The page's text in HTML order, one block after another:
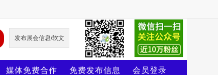
发布展会信息/软文
媒体免费合作 免费发布信息 会员登录